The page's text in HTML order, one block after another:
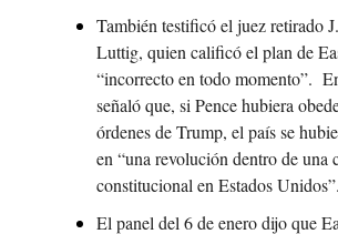
También testificó el juez retirado
Luttig, quien calificó el plan de
“incorrecto en todo momento”.
señaló que, si Pence hubiera
órdenes de Trump, el país se
en “una revolución dentro de una
constitucional en Estados Unidos”.
El panel del 6 de enero dijo que